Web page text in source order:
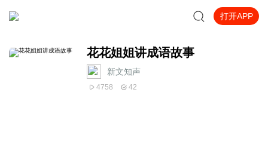
打开APP
花花姐姐讲成语故事
新文知声
4758 42